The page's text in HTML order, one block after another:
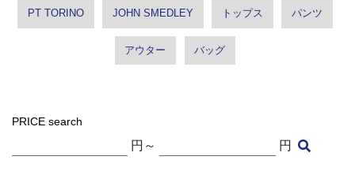
PT TORINO JOHN SMEDLEY トップス パンツ
アウター バッグ
PRICE search
円～ 円